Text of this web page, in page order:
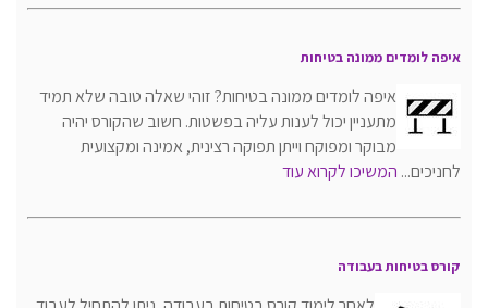
איפה לומדים ממונה בטיחות
איפה לומדים ממונה בטיחות? זוהי שאלה טובה שלא תמיד
מתעניין יכול לענות עליה בפשטות. חשוב שהקורס יהיה
מבוקר ומפוקח וייתן תפוקה רצינית, אמינה ומקצועית
לחניכים... המשיכו לקרוא עוד
קורס בטיחות בעבודה